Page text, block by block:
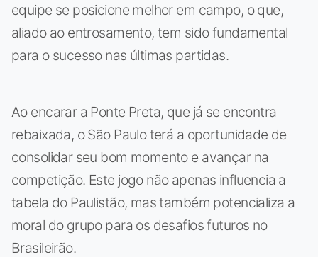
equipe se posicione melhor em campo, o que,
aliado ao entrosamento, tem sido fundamental
para o sucesso nas últimas partidas.
Ao encarar a Ponte Preta, que já se encontra
rebaixada, o São Paulo terá a oportunidade de
consolidar seu bom momento e avançar na
competição. Este jogo não apenas influencia a
tabela do Paulistão, mas também potencializa a
moral do grupo para os desafios futuros no
Brasileirão.